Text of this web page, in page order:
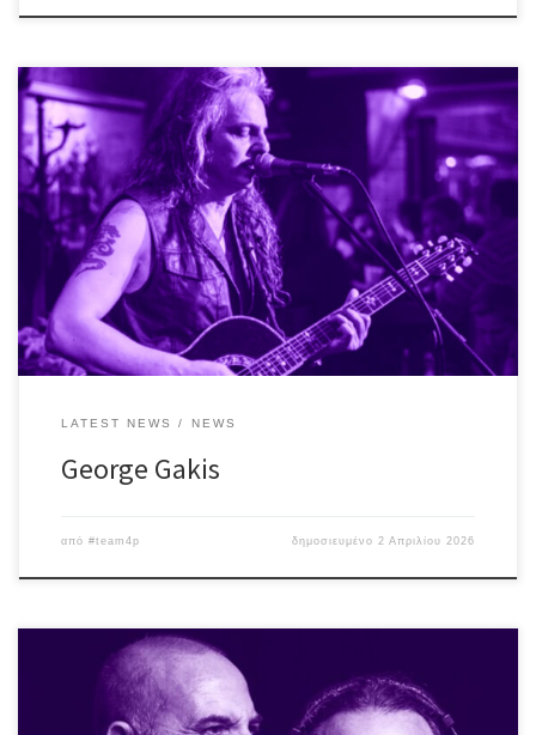
Βραδιά για… μυημένους, παρέα με έναν κορυφαίο του είδους! O
λατρεμένος (μας) performer σε άλλη μια “επίσκεψη”, για ένα
μοναδικό unplugged show με “διαδρομές” από τον Elvis και τους
Beatles, μέχρι τους Doors και τους Whitesnake, με ενδιάμεσες
“στάσεις” τους Deep Purple και τους Scorpions, αλλά και πολλά
άλλα θρυλικά […]
LATEST NEWS NEWS
George Gakis
από #team4p δημοσιευμένο 2 Απριλίου 2026
Άλλη μια “συλλεκτική” βραδιά – 5η(!) για το 2026 – με τραγούδια